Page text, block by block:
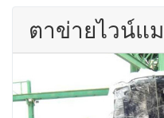
ตาข่ายไวน์แ